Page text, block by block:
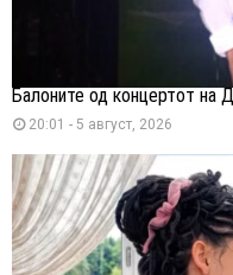
Балоните од концертот на
20:01 - 5 август, 2026